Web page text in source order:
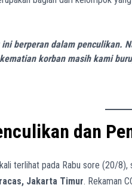
ini berperan dalam penculikan.
korban masih kami
dan
terlihat pada Rabu sore (20/
Jakarta Timur. Rekaman